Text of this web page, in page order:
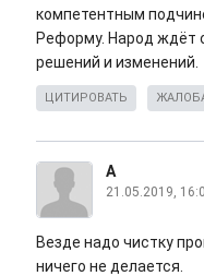
компетентным
Реформу. Народ ждёт
решений и изменений.
ЦИТИРОВАТЬ
А
21.05.2019,
Везде надо чистку
ничего не делается.